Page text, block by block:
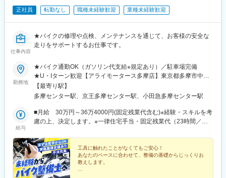
正社員 転勤なし 職種未経験歓迎 業種未経験歓迎
仕事内容
★バイクの修理や点検、メンテナンスを通じて、お客様の安全な
走りをサポートするお仕事です。
勤務地
★バイク通勤OK（ガソリン代支給※規定あり）／駐車場完備
★U・Iターン歓迎【アライモータース多摩店】東京都多摩市中沢
1-2-4【アクセス】・京王線「京王多摩センター駅」より徒歩5
分・小田急線「小田急多摩センター駅」より徒歩5分・多摩都市モ
【最寄り駅】
多摩センター駅、京王多摩センター駅、小田急多摩センター駅
給与
■月給 30万円～36万4000円(固定残業代含む)※経験・スキルを考
慮の上、決定します。※一律住宅手当・固定残業代（23時間／月3
たします。
工具に触れたことがなくてもご安心！
あなたのペースに合わせて、整備の基礎からじっくりお
教えします。